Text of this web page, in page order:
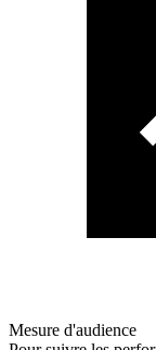
Mesure d'audience